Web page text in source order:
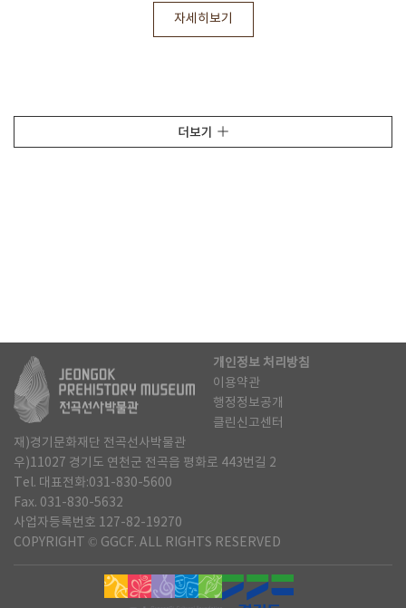
자세히보기
더보기
개인정보 처리방침
이용약관
행정정보공개
클린신고센터
재)경기문화재단 전곡선사박물관
우)11027 경기도 연천군 전곡읍 평화로 443번길 2
Tel. 대표전화:031-830-5600
Fax. 031-830-5632
사업자등록번호 127-82-19270
COPYRIGHT © GGCF. ALL RIGHTS RESERVED